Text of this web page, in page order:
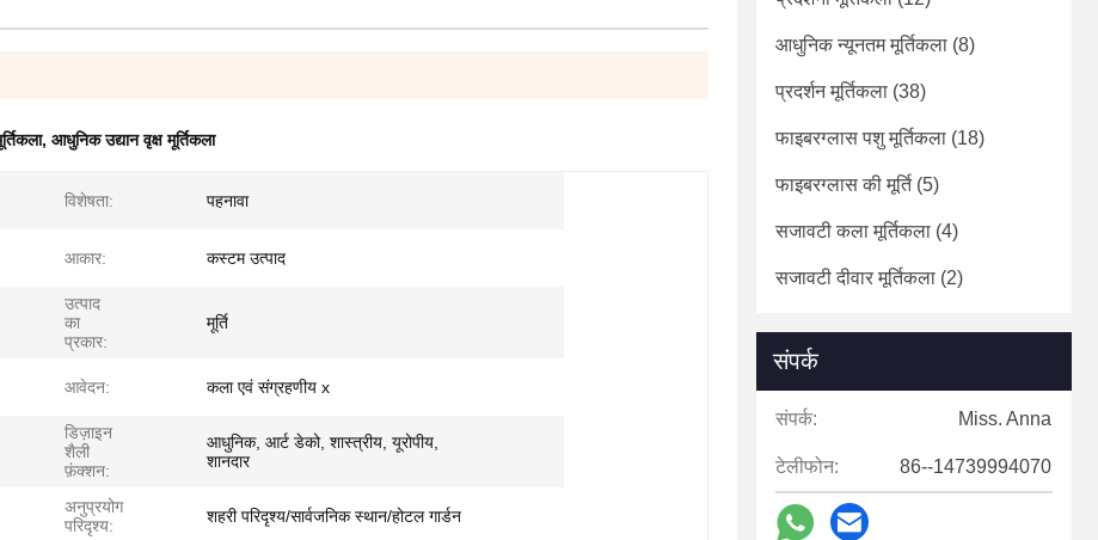
, आधुनिक उद्यान वृक्ष मूर्तिकला
विशेषता: पहनावा
आकार: कस्टम उत्पाद
उत्पाद
का
प्रकार:
मूर्ति
आवेदन: कला एवं संग्रहणीय x
डिज़ाइन
शैली
फ़ंक्शन:
आधुनिक, आर्ट डेको, शास्त्रीय, यूरोपीय,
शानदार
अनुप्रयोग
परिदृश्य:
शहरी परिदृश्य/सार्वजनिक स्थान/होटल गार्डन
आधुनिक न्यूनतम मूर्तिकला (8)
प्रदर्शन मूर्तिकला (38)
फाइबरग्लास पशु मूर्तिकला (18)
फाइबरग्लास की मूर्ति(5)
सजावटी कला मूर्तिकला (4)
सजावटी दीवार मूर्तिकला (2)
संपर्क
संपर्क: Miss. Anna
टेलीफोन: 86--14739994070